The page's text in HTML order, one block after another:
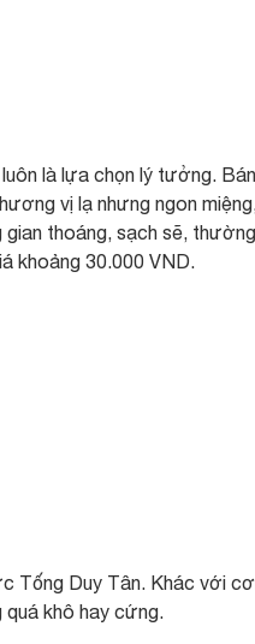
là lựa chọn lý tưởng.
vị lạ nhưng ngon
thoáng, sạch sẽ,
khoảng 30.000 VND.
Tống Duy Tân. Khác với
khô hay cứng.